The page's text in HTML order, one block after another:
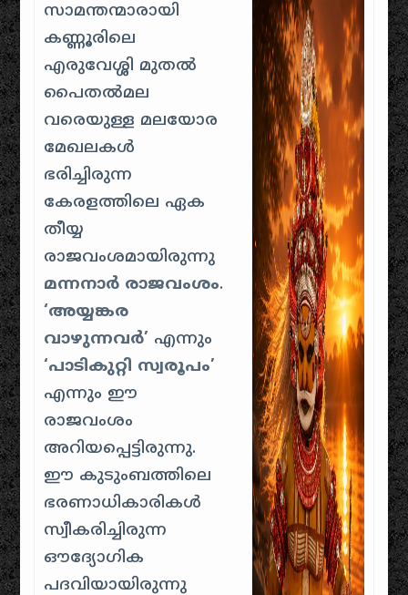
സാമന്തന്മാരായി
കണ്ണൂരിലെ
എരുവേശ്ശി മുതൽ
പൈതൽമല
വരെയുള്ള മലയോര
മേഖലകൾ
ഭരിച്ചിരുന്ന
കേരളത്തിലെ ഏക
തീയ്യ
രാജവംശമായിരുന്നു
മന്നനാർ രാജവംശം.
‘അയ്യങ്കര
വാഴുന്നവർ’ എന്നും
‘പാടികുറ്റി സ്വരൂപം’
എന്നും ഈ
രാജവംശം
അറിയപ്പെട്ടിരുന്നു.
ഈ കുടുംബത്തിലെ
ഭരണാധികാരികൾ
സ്വീകരിച്ചിരുന്ന
ഔദ്യോഗിക
പദവിയായിരുന്നു